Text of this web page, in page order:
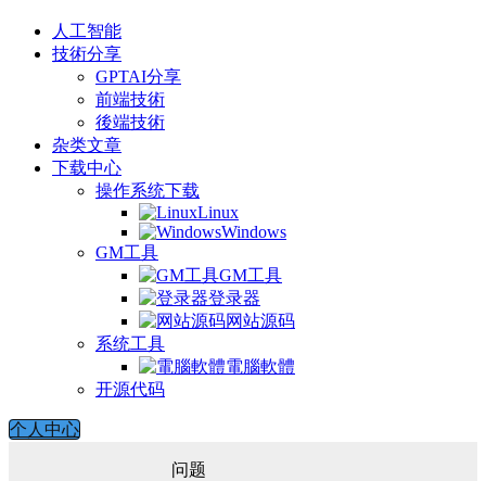
人工智能
技術分享
GPTAI分享
前端技術
後端技術
杂类文章
下载中心
操作系统下载
Linux
Windows
GM工具
GM工具
登录器
网站源码
系统工具
電腦軟體
开源代码
个人中心
问题